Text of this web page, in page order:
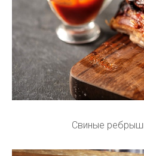
Свиные